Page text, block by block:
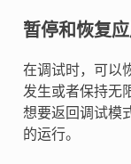
暂停和恢复
在调试时，可以
发生或者保持无
想要返回调试模
的运行。